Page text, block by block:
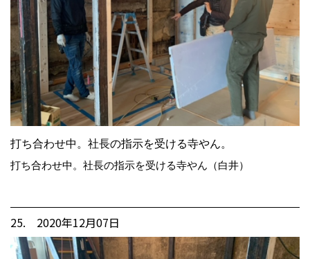
打ち合わせ中。社長の指示を受ける寺やん。
打ち合わせ中。社長の指示を受ける寺やん（白井）
25. 2020年12月07日